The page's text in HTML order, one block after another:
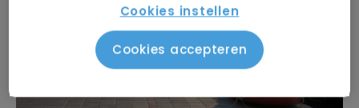
Cookies instellen
Cookies accepteren